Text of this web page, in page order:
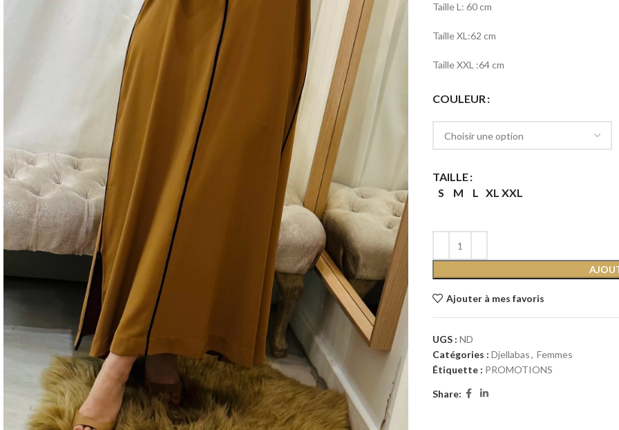
Taille L: 60 cm
Taille XL:62 cm
Taille XXL :64 cm
COULEUR
TAILLE
S
M L XL XXL
Ajouter à mes favoris
UGS : ND
Catégories : Djellabas, Femmes
Étiquette : PROMOTIONS
Share: